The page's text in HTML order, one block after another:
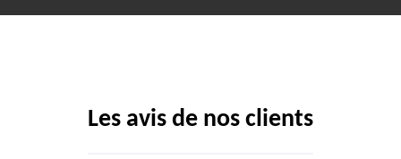
Les avis de nos clients